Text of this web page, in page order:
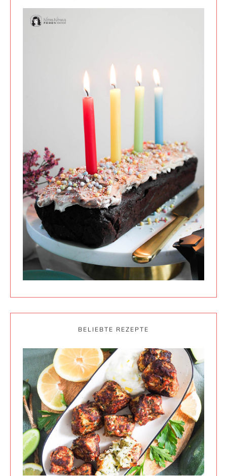
BELIEBTE REZEPTE